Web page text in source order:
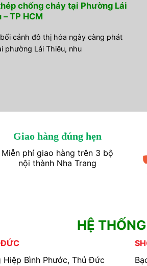
chống cháy tại Phường Lái
TP HCM
cảnh đô thị hóa ngày càng phát
phường Lái Thiêu, nhu
Giao hàng đúng hẹn
Miễn phí giao hàng trên 3 bộ
nội thành Nha Trang
HỆ
ĐỨC
Hiệp Bình Phước, Thủ Đức